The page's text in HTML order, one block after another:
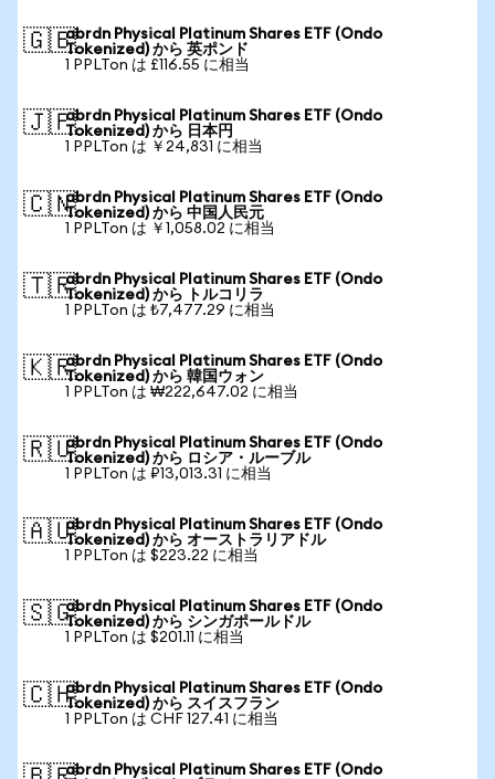
🇬🇧abrdn Physical Platinum Shares ETF (Ondo
Tokenized) から 英ポンド
1 PPLTon は £116.55 に相当
🇯🇵abrdn Physical Platinum Shares ETF (Ondo
Tokenized) から 日本円
1 PPLTon は ￥24,831 に相当
🇨🇳abrdn Physical Platinum Shares ETF (Ondo
Tokenized) から 中国人民元
1 PPLTon は ￥1,058.02 に相当
🇹🇷abrdn Physical Platinum Shares ETF (Ondo
Tokenized) から トルコリラ
1 PPLTon は ₺7,477.29 に相当
🇰🇷abrdn Physical Platinum Shares ETF (Ondo
Tokenized) から 韓国ウォン
1 PPLTon は ₩222,647.02 に相当
🇷🇺abrdn Physical Platinum Shares ETF (Ondo
Tokenized) から ロシア・ルーブル
1 PPLTon は ₽13,013.31 に相当
🇦🇺abrdn Physical Platinum Shares ETF (Ondo
Tokenized) から オーストラリアドル
1 PPLTon は $223.22 に相当
🇸🇬abrdn Physical Platinum Shares ETF (Ondo
Tokenized) から シンガポールドル
1 PPLTon は $201.11 に相当
🇨🇭abrdn Physical Platinum Shares ETF (Ondo
Tokenized) から スイスフラン
1 PPLTon は CHF 127.41 に相当
abrdn Physical Platinum Shares ETF (Ondo